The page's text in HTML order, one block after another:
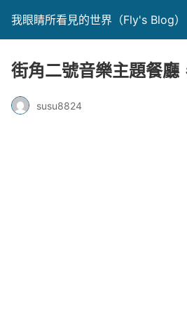
我眼睛所看見的世界（Fly's Blog）
街角二號音樂主題餐廳
susu8824